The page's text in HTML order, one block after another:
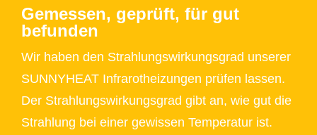
Gemessen, geprüft, für gut
befunden
Wir haben den Strahlungswirkungsgrad unserer
SUNNYHEAT Infrarotheizungen prüfen lassen.
Der Strahlungswirkungsgrad gibt an, wie gut die
Strahlung bei einer gewissen Temperatur ist.